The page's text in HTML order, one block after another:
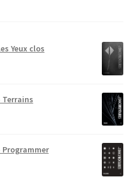
Yeux clos
Terrains
Programmer